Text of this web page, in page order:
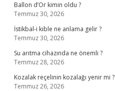
Ballon d’Or kimin oldu ?
Temmuz 30, 2026
İstikbal-i kıble ne anlama gelir ?
Temmuz 30, 2026
Su arıtma cihazında ne önemli ?
Temmuz 28, 2026
Kozalak reçelinin kozalağı yenir mi ?
Temmuz 26, 2026